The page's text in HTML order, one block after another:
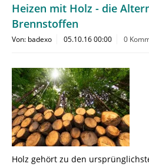
Heizen mit Holz - die
Brennstoffen
Von: badexo 05.10.16 00:00 0
Holz gehört zu den